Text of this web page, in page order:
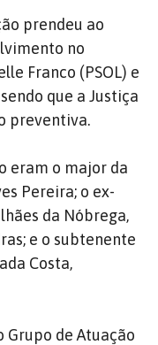
prendeu ao
no
Franco (PSOL) e
que a Justiça
preventiva.
eram o major da
Pereira; o ex-
da Nóbrega,
e o subtenente
Costa,
de Atuação